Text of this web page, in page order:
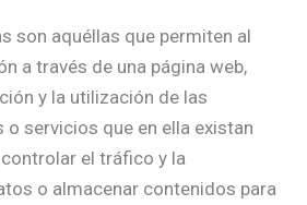
son aquéllas que permiten al
a través de una página web,
y la utilización de las
servicios que en ella existan
el tráfico y la
o almacenar contenidos para